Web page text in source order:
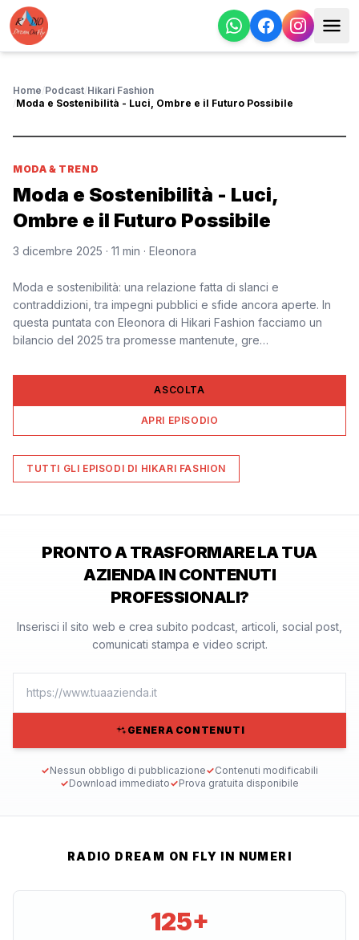
Home /Podcast/Hikari Fashion
/Moda e Sostenibilità - Luci, Ombre e il Futuro Possibile
MODA & TREND
Moda e Sostenibilità - Luci,
Ombre e il Futuro Possibile
3 dicembre 2025 · 11 min · Eleonora
Moda e sostenibilità: una relazione fatta di slanci e
contraddizioni, tra impegni pubblici e sfide ancora aperte. In
questa puntata con Eleonora di Hikari Fashion facciamo un
bilancio del 2025 tra promesse mantenute, gre…
ASCOLTA
APRI EPISODIO
TUTTI GLI EPISODI DI HIKARI FASHION
PRONTO A TRASFORMARE LA TUA
AZIENDA IN CONTENUTI
PROFESSIONALI?
Inserisci il sito web e crea subito podcast, articoli, social post,
comunicati stampa e video script.
GENERA CONTENUTI
✓Nessun obbligo di pubblicazione✓Contenuti modificabili
✓Download immediato✓Prova gratuita disponibile
RADIO DREAM ON FLY IN NUMERI
125+